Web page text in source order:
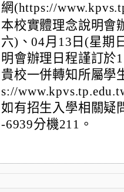
網(https://
本校實體理念說明會
六)、04月13日(星期
明會辦理日程謹訂於
貴校一併轉知所屬學
s://
如有招生入學相關疑
-6939分機211。